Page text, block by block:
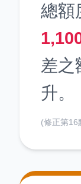
總額
差之
升。
(修正第16